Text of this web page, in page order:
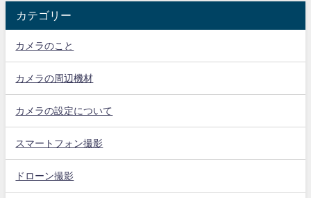
カテゴリー
カメラのこと
カメラの周辺機材
カメラの設定について
スマートフォン撮影
ドローン撮影